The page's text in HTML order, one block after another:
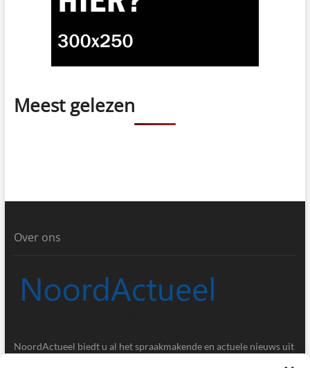
Meest gelezen
Over ons
NoordActueel biedt u al het spraakmakende en actuele nieuws uit